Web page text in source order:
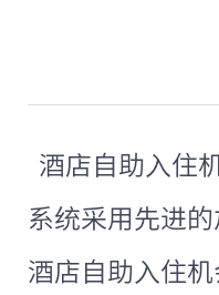
酒店自助入住
系统采用先进
酒店自助入住